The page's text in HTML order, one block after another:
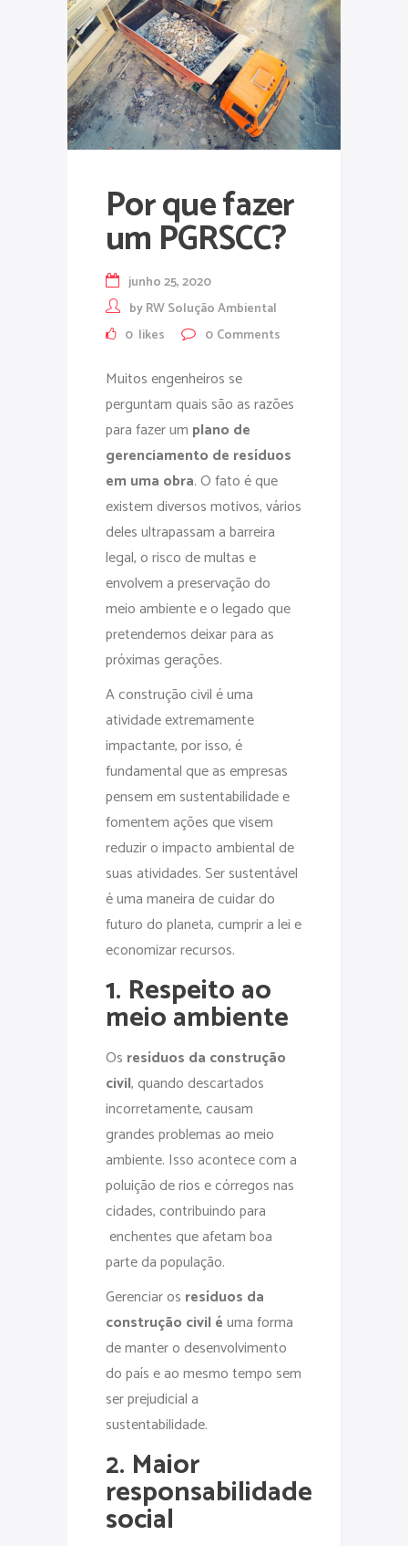
Por que fazer
um PGRSCC?
junho 25, 2020
byRW Solução Ambiental
0 likes 0 Comments
Muitos engenheiros se
perguntam quais são as razões
para fazer um plano de
gerenciamento de resíduos
em uma obra. O fato é que
existem diversos motivos, vários
deles ultrapassam a barreira
legal, o risco de multas e
envolvem a preservação do
meio ambiente e o legado que
pretendemos deixar para as
próximas gerações.
A construção civil é uma
atividade extremamente
impactante, por isso, é
fundamental que as empresas
pensem em sustentabilidade e
fomentem ações que visem
reduzir o impacto ambiental de
suas atividades. Ser sustentável
é uma maneira de cuidar do
futuro do planeta, cumprir a lei e
economizar recursos.
1. Respeito ao
meio ambiente
Os resíduos da construção
civil, quando descartados
incorretamente, causam
grandes problemas ao meio
ambiente. Isso acontece com a
poluição de rios e córregos nas
cidades, contribuindo para
enchentes que afetam boa
parte da população.
Gerenciar os resíduos da
construção civil éuma forma
de manter o desenvolvimento
do país e ao mesmo tempo sem
ser prejudicial a
sustentabilidade.
2. Maior
responsabilidade
social